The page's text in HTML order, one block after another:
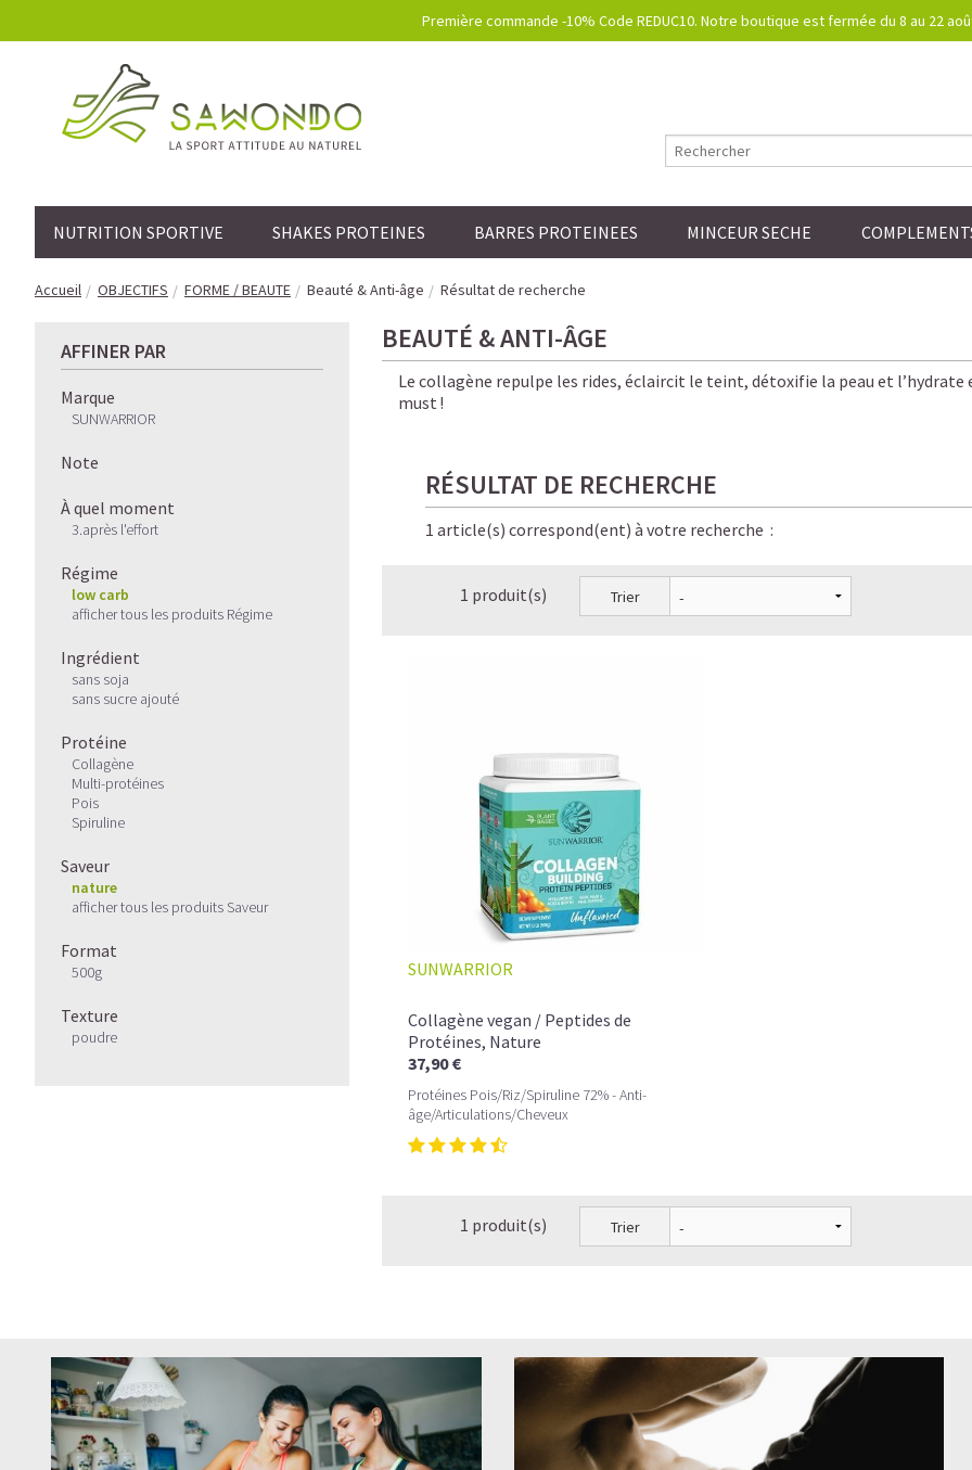
Première commande -10% Code REDUC10. Notre boutique est fermée du 8 au 22
NUTRITION SPORTIVE SHAKES PROTEINES BARRES PROTEINEES MINCEUR SECHE
Accueil OBJECTIFS FORME / BEAUTE Beauté & Anti-âge Résultat de recherche
AFFINER PAR
Marque
SUNWARRIOR
Note
À quel moment
3.après l'effort
Régime
low carb
afficher tous les produits Régime
Ingrédient
sans soja
sans sucre ajouté
Protéine
Collagène
Multi-protéines
Pois
Spiruline
Saveur
nature
afficher tous les produits Saveur
Format
500g
Texture
poudre
BEAUTÉ & ANTI-ÂGE
Le collagène repulpe les rides, éclaircit le teint, détoxifie la peau et l’hydrate
must !
RÉSULTAT DE RECHERCHE
1 article(s) correspond(ent) à votre recherche :
1 produit(s) Trier
SUNWARRIOR
Collagène vegan / Peptides de
Protéines, Nature
37,90 €
Protéines Pois/Riz/Spiruline 72% - Anti-
âge/Articulations/Cheveux
1 produit(s) Trier